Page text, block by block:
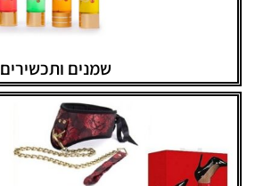
שמנים ותכשירים